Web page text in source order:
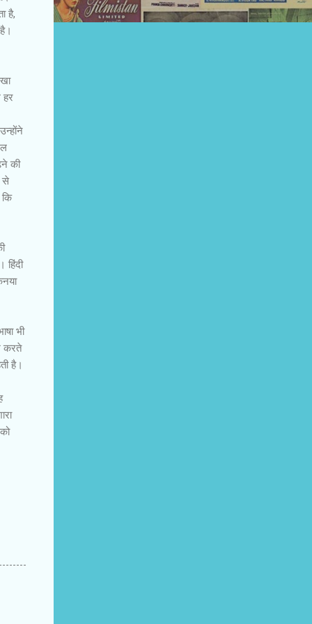
है,
हर
की
से
हिंदी
भी
करते
है।